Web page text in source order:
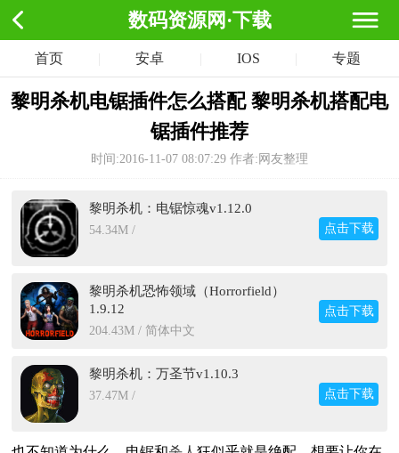
数码资源网·下载
首页 安卓 IOS 专题
黎明杀机电锯插件怎么搭配 黎明杀机搭配电
锯插件推荐
时间:2016-11-07 08:07:29 作者:网友整理
黎明杀机：电锯惊魂v1.12.0
54.34M / 点击下载
黎明杀机恐怖领域（Horrorfield）
1.9.12
204.43M / 简体中文
点击下载
黎明杀机：万圣节v1.10.3
37.47M / 点击下载